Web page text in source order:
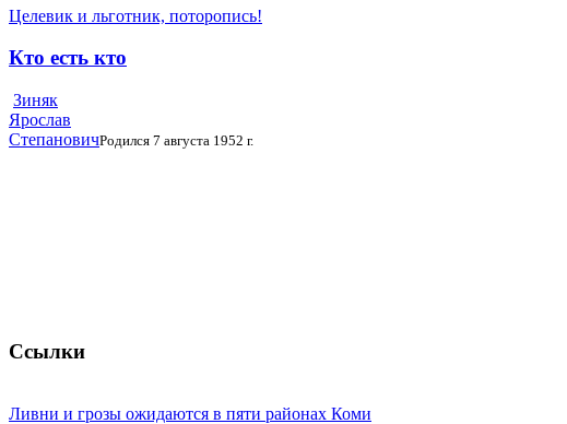
Целевик и льготник, поторопись!
Кто есть кто
Зиняк
Ярослав
СтепановичРодился 7 августа 1952 г.
Ссылки
Ливни и грозы ожидаются в пяти районах Коми